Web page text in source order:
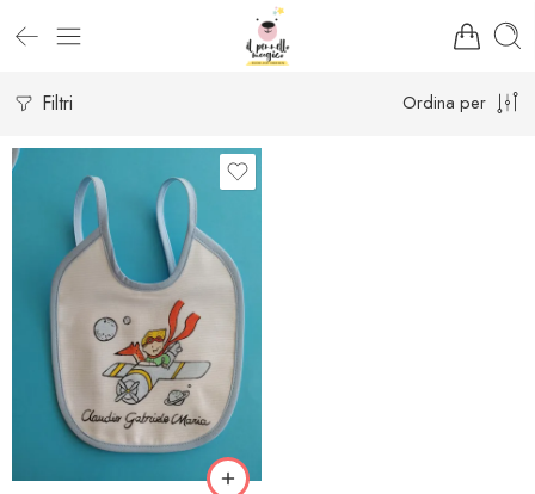
Filtri Ordina per